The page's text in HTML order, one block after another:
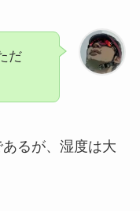
だ
るが、湿度は大